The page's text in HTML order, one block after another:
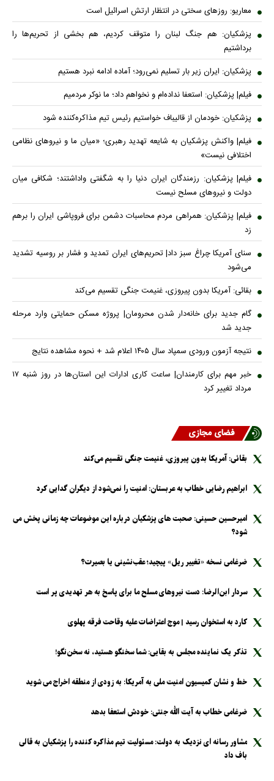
معاریو: روزهای سختی در انتظار ارتش اسرائیل است
پزشکیان: هم جنگ لبنان را متوقف کردیم، هم بخشی از تحریم‌ها را
برداشتیم
پزشکیان: ایران زیر بار تسلیم نمی‌رود؛ آماده ادامه نبرد هستیم
فیلم| پزشکیان: استعفا نداده‌ام و نخواهم داد؛ ما نوکر مردمیم
پزشکیان: خودمان از قالیباف خواستیم رئیس تیم مذاکره‌کننده شود
فیلم| واکنش پزشکیان به شایعه تهدید رهبری؛ «میان ما و نیروهای نظامی
اختلافی نیست»
فیلم| پزشکیان: رزمندگان ایران دنیا را به شگفتی واداشتند؛ شکافی میان
دولت و نیروهای مسلح نیست
فیلم| پزشکیان: همراهی مردم محاسبات دشمن برای فروپاشی ایران را برهم
زد
سنای آمریکا چراغ سبز داد| تحریم‌های ایران تمدید و فشار بر روسیه تشدید
می‌شود
بقائی: آمریکا بدون پیروزی، غنیمت جنگی تقسیم می‌کند
گام جدید برای خانه‌دار شدن محرومان| پروژه مسکن حمایتی وارد مرحله
جدید شد
نتیجه آزمون ورودی سمپاد سال ۱۴۰۵ اعلام شد + نحوه مشاهده نتایج
خبر مهم برای کارمندان| ساعت کاری ادارات این استان‌ها در روز شنبه ۱۷
مرداد تغییر کرد
فضای مجازی
بقائی: آمریکا بدون پیروزی، غنیمت جنگی تقسیم می‌کند
ابراهیم رضایی خطاب به عربستان: امنیت را نمی‌شود از دیگران گدایی کرد
امیرحسین حسینی: صحبت های پزشکیان درباره این موضوعات چه زمانی پخش می
شود؟
ضرغامی نسخه «تغییر ریل» پیچید؛ عقب‌نشینی یا بصیرت؟
سردار ابن‌الرضا: دست نیرو‌های مسلح ما برای پاسخ به هر تهدیدی پر است
کارد به استخوان رسید | موج اعتراضات علیه وقاحت فرقه پهلوی
تذکر یک نماینده مجلس به بقایی: شما سخنگو هستید، نه سخن‌نگو!
خط و نشان کمیسیون امنیت ملی به آمریکا: به زودی از منطقه اخراج می شوید
ضرغامی خطاب به آیت الله جنتی: خودش استعفا بدهد
مشاور رسانه ای نزدیک به دولت: مسئولیت تیم مذاکره کننده را پزشکیان به قالی
باف داد